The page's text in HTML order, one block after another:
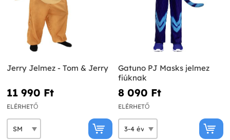
Jerry Jelmez - Tom & Jerry
11 990 Ft‎
ELÉRHETŐ
Gatuno PJ Masks jelmez
fiúknak
8 090 Ft‎
ELÉRHETŐ